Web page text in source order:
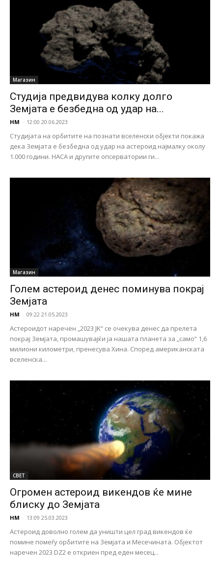
Магазин
Студија предвидува колку долго
Земјата е безбедна од удар на...
НМ - 12:00 20.06.2023
Студијата на орбитите на познати вселенски објекти покажа
дека Земјата е безбедна од удар на астероид најмалку околу
1.000 години. НАСА и другите опсерватории ги...
Магазин
Голем астероид денес поминува покрај
Земјата
НМ - 09:22 21.05.2023
Астероидот наречен „2023 JK“ се очекува денес да прелета
покрај Земјата, промашувајќи ја нашата планета за „само“ 1,6
милиони километри, пренесува Хина. Според американската
вселенска...
СВЕТ
Огромен астероид викендов ќе мине
блиску до Земјата
НМ - 13:09 25.03.2023
Астероид доволно голем да уништи цел град викендов ќе
помине помеѓу орбитите на Земјата и Месечината. Објектот
наречен 2023 DZ2 е откриен пред еден месец...